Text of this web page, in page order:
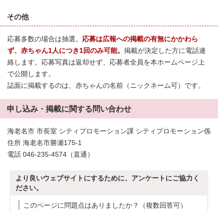
その他
応募多数の場合は抽選。 応募は広報への掲載の有無にかかわら
ず、赤ちゃん1人につき1回のみ可能。 掲載が決定した方に電話連
絡します。応募写真は返却せず、応募者全員を本ホームページ上
で公開します。
誌面に掲載するのは、赤ちゃんの名前（ニックネーム可）です。
申し込み・掲載に関する問い合わせ
海老名市 市長室 シティプロモーション課 シティプロモーション係
住所 海老名市勝瀬175-1
電話 046-235-4574（直通）
より良いウェブサイトにするために、アンケートにご協力く
ださい。
このページに問題点はありましたか？（複数回答可）